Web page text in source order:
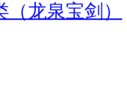
（龙泉宝剑）